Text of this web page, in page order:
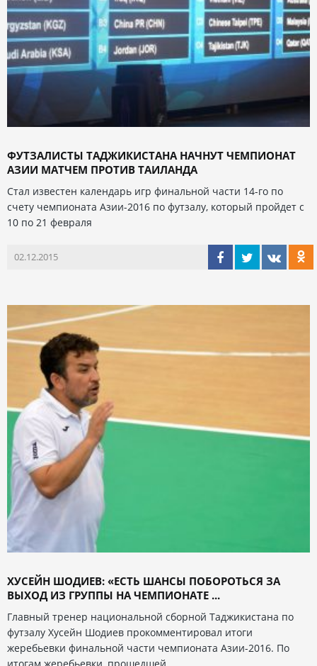
ФУТЗАЛИСТЫ ТАДЖИКИСТАНА НАЧНУТ ЧЕМПИОНАТ
АЗИИ МАТЧЕМ ПРОТИВ ТАИЛАНДА
Стал известен календарь игр финальной части 14-го по
счету чемпионата Азии-2016 по футзалу, который пройдет с
10 по 21 февраля
02.12.2015
ХУСЕЙН ШОДИЕВ: «ЕСТЬ ШАНСЫ ПОБОРОТЬСЯ ЗА
ВЫХОД ИЗ ГРУППЫ НА ЧЕМПИОНАТЕ ...
Главный тренер национальной сборной Таджикистана по
футзалу Хусейн Шодиев прокомментировал итоги
жеребьевки финальной части чемпионата Азии-2016. По